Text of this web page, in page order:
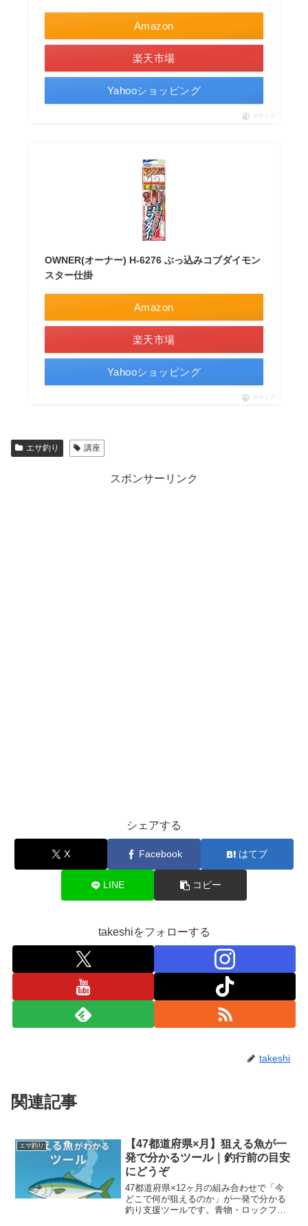
Amazon
楽天市場
Yahooショッピング
ポチップ
OWNER(オーナー) H-6276 ぶっ込みコブダイモン
スター仕掛
Amazon
楽天市場
Yahooショッピング
ポチップ
エサ釣り 講座
スポンサーリンク
シェアする
X Facebook はてブ
LINE コピー
takeshiをフォローする
takeshi
関連記事
エサ釣り
【47都道府県×月】狙える魚が一
発で分かるツール｜釣行前の目安
にどうぞ
47都道府県×12ヶ月の組み合わせで「今
どこで何が狙えるのか」が一発で分かる
釣り支援ツールです。青物・ロックフィ